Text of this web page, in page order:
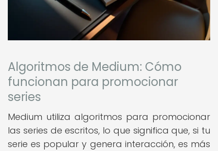
Algoritmos de Medium: Cómo
funcionan para promocionar
series
Medium utiliza algoritmos para promocionar
las series de escritos, lo que significa que, si tu
serie es popular y genera interacción, es más